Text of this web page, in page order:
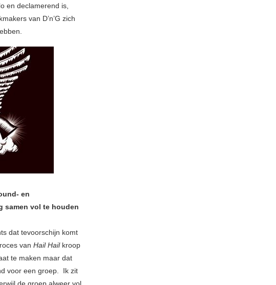
en declamerend is,
van D’n’G zich
en
samen vol te houden
dat tevoorschijn komt
van Hail Hailkroop
te maken maar dat
voor een groep. Ik zit